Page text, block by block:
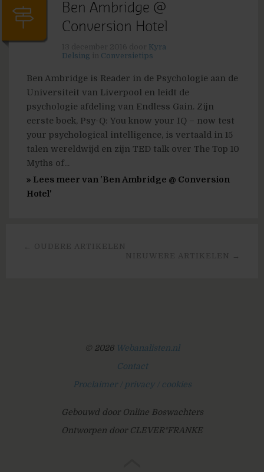
Ben Ambridge @
Conversion Hotel
Kyra
Delsing
Conversietips
Ben Ambridge is Reader in de Psychologie aan de
Universiteit van Liverpool en leidt de
psychologie afdeling van Endless Gain. Zijn
eerste boek, Psy-Q: You know your IQ – now test
your psychological intelligence, is vertaald in 15
talen wereldwijd en zijn TED talk over The Top 10
Myths of...
» Lees meer van 'Ben Ambridge @ Conversion
Hotel'
← OUDERE ARTIKELEN
NIEUWERE ARTIKELEN →
© 2026 Webanalisten.nl
Contact
Proclaimer / privacy / cookies
Gebouwd door Online Boswachters
Ontworpen door CLEVER°FRANKE